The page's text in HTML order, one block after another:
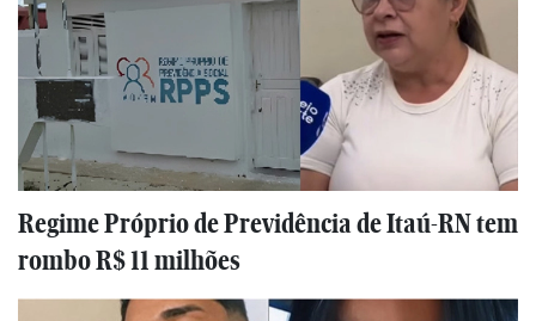
Regime Próprio de Previdência de Itaú-RN tem
rombo R$ 11 milhões